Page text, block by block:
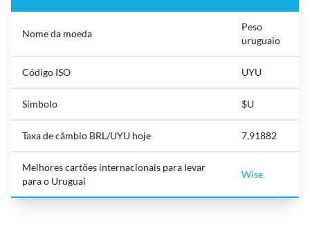
Nome da moeda
Peso
uruguaio
Código ISO UYU
Símbolo $U
Taxa de câmbio BRL/UYU hoje 7,91882
Melhores cartões internacionais para levar
para o Uruguai
Wise